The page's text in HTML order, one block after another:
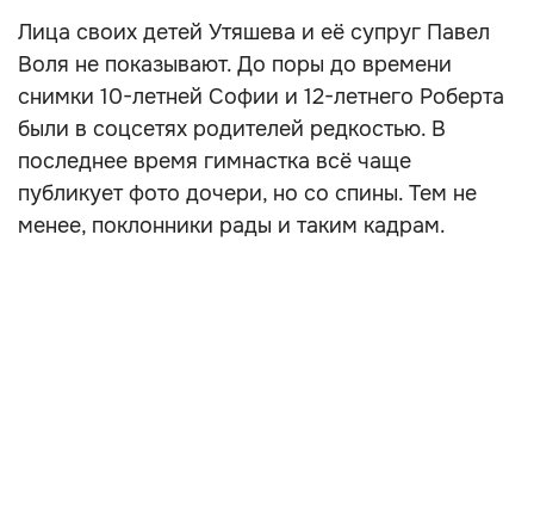
Лица своих детей Утяшева и её супруг Павел
Воля не показывают. До поры до времени
снимки 10-летней Софии и 12-летнего Роберта
были в соцсетях родителей редкостью. В
последнее время гимнастка всё чаще
публикует фото дочери, но со спины. Тем не
менее, поклонники рады и таким кадрам.